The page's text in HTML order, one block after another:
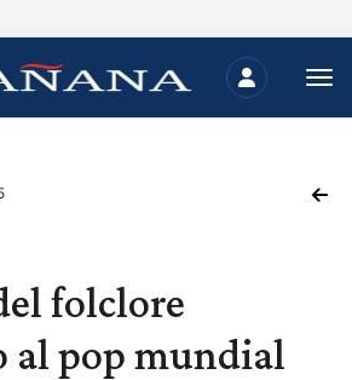
folclore
al pop mundial